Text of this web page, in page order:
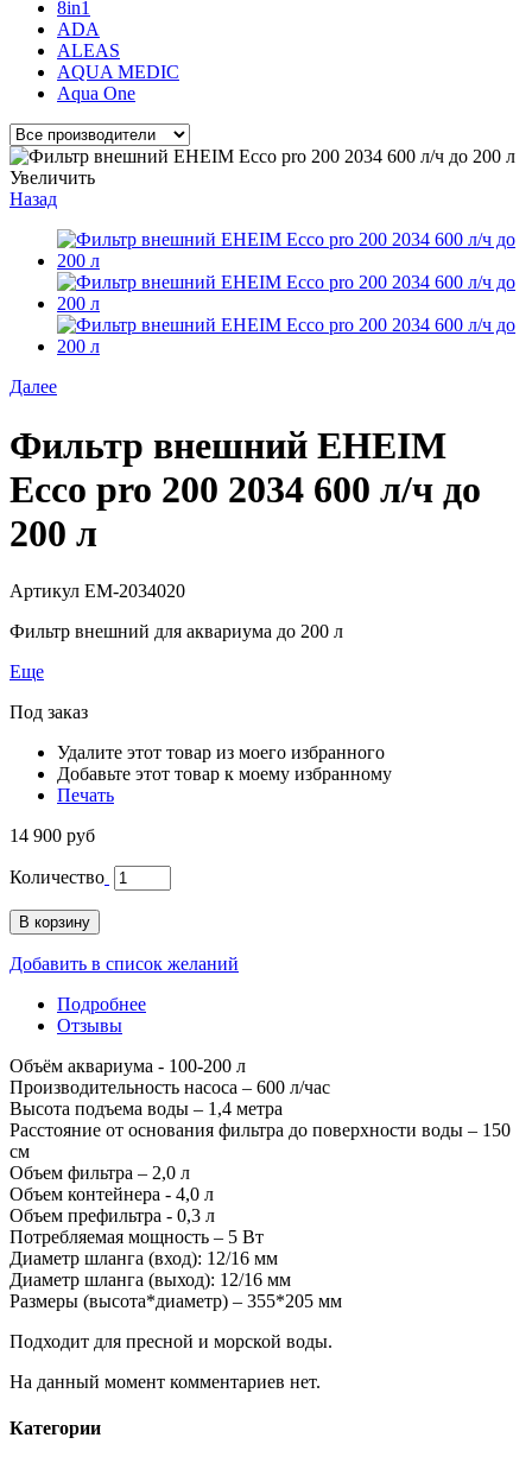
8in1
ADA
ALEAS
AQUA MEDIC
Aqua One
Увеличить
Назад
Далее
Фильтр внешний EHEIM
Ecco pro 200 2034 600 л/ч до
200 л
Артикул EM-2034020
Фильтр внешний для аквариума до 200 л
Еще
Под заказ
Удалите этот товар из моего избранного
Добавьте этот товар к моему избранному
Печать
14 900 руб
Количество
В корзину
Добавить в список желаний
Подробнее
Отзывы
Объём аквариума - 100-200 л
Производительность насоса – 600 л/час
Высота подъема воды – 1,4 метра
Расстояние от основания фильтра до поверхности воды – 150
см
Объем фильтра – 2,0 л
Объем контейнера - 4,0 л
Объем префильтра - 0,3 л
Потребляемая мощность – 5 Вт
Диаметр шланга (вход): 12/16 мм
Диаметр шланга (выход): 12/16 мм
Размеры (высота*диаметр) – 355*205 мм
Подходит для пресной и морской воды.
На данный момент комментариев нет.
Категории